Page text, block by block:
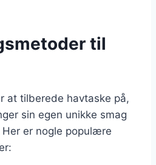
til
at tilberede havtaske på,
sin egen unikke smag
er nogle populære